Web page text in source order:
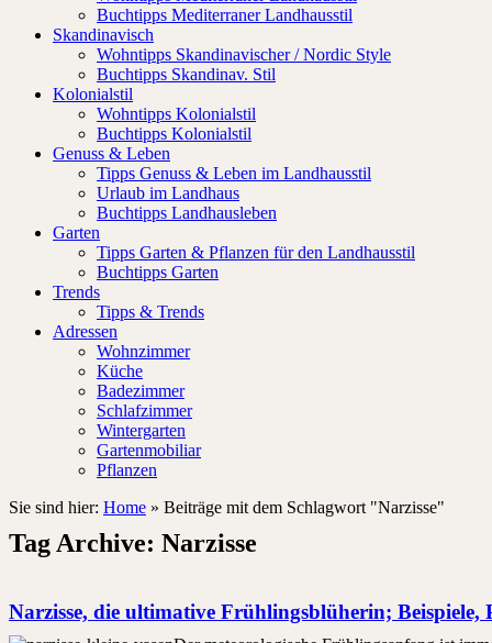
Buchtipps Mediterraner Landhausstil
Skandinavisch
Wohntipps Skandinavischer / Nordic Style
Buchtipps Skandinav. Stil
Kolonialstil
Wohntipps Kolonialstil
Buchtipps Kolonialstil
Genuss & Leben
Tipps Genuss & Leben im Landhausstil
Urlaub im Landhaus
Buchtipps Landhausleben
Garten
Tipps Garten & Pflanzen für den Landhausstil
Buchtipps Garten
Trends
Tipps & Trends
Adressen
Wohnzimmer
Küche
Badezimmer
Schlafzimmer
Wintergarten
Gartenmobiliar
Pflanzen
Sie sind hier: Home » Beiträge mit dem Schlagwort "Narzisse"
Tag Archive: Narzisse
Narzisse, die ultimative Frühlingsblüherin; Beispiele,